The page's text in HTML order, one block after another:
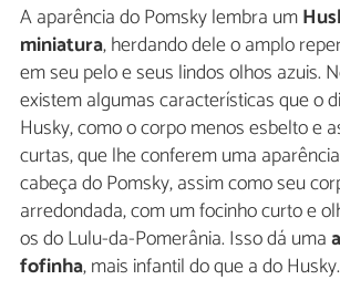
A aparência do Pomsky lembra um
miniatura, herdando dele o amplo
em seu pelo e seus lindos olhos azuis.
existem algumas características que o
Husky, como o corpo menos esbelto e
curtas, que lhe conferem uma
cabeça do Pomsky, assim como seu
arredondada, com um focinho curto e
os do Lulu-da-Pomerânia. Isso dá uma
fofinha, mais infantil do que a do Husky.